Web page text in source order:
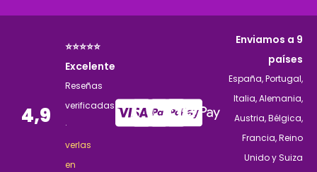
4,9
⭐⭐⭐⭐⭐
Excelente
Reseñas
verificadas
·
verlas
en
Enviamos a 9
países
España, Portugal,
Italia, Alemania,
Austria, Bélgica,
Francia, Reino
Unido y Suiza